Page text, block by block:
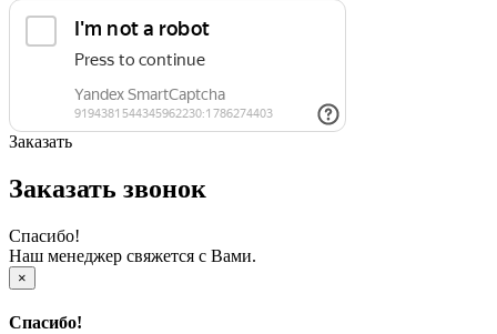
Заказать
Заказать звонок
Спасибо!
Наш менеджер свяжется с Вами.
×
Спасибо!